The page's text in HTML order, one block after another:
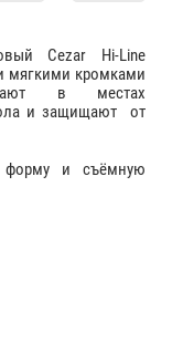
Cezar Hi-Line
мягкими кромками
в местах
и защищают от
форму и съёмную